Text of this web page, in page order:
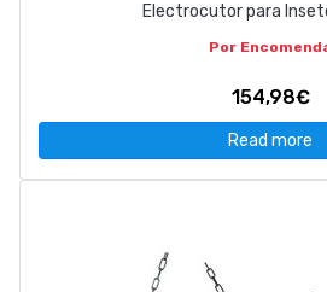
Electrocutor para
Por
154,98€
Read more